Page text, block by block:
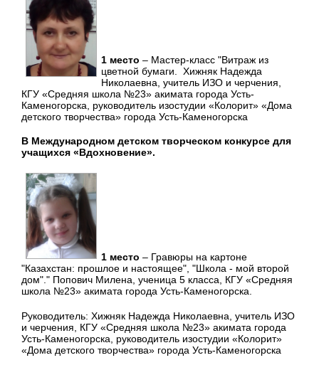
1 место – Мастер-класс "Витраж из
цветной бумаги. Хижняк Надежда
Николаевна, учитель ИЗО и черчения,
КГУ «Средняя школа №23» акимата города Усть-
Каменогорска, руководитель изостудии «Колорит» «Дома
детского творчества» города Усть-Каменогорска
В Международном детском творческом конкурсе для
учащихся «Вдохновение».
1 место – Гравюры на картоне
"Казахстан: прошлое и настоящее", "Школа - мой второй
дом"." Попович Милена, ученица 5 класса, КГУ «Средняя
школа №23» акимата города Усть-Каменогорска.
Руководитель: Хижняк Надежда Николаевна, учитель ИЗО
и черчения, КГУ «Средняя школа №23» акимата города
Усть-Каменогорска, руководитель изостудии «Колорит»
«Дома детского творчества» города Усть-Каменогорска